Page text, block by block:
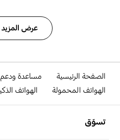
عرض المزيد
الصفحة الرئيسية
مساعدة ودعم
الهواتف المحمولة
الهواتف
تسوّق